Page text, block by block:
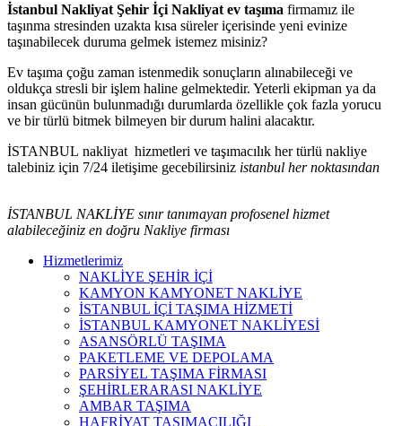
İstanbul Nakliyat Şehir İçi Nakliyat ev taşıma firmamız ile
taşınma stresinden uzakta kısa süreler içerisinde yeni evinize
taşınabilecek duruma gelmek istemez misiniz?
Ev taşıma çoğu zaman istenmedik sonuçların alınabileceği ve
oldukça stresli bir işlem haline gelmektedir. Yeterli ekipman ya da
insan gücünün bulunmadığı durumlarda özellikle çok fazla yorucu
ve bir türlü bitmek bilmeyen bir durum halini alacaktır.
İSTANBUL nakliyat hizmetleri ve taşımacılık her türlü nakliye
talebiniz için 7/24 iletişime gecebilirsiniz istanbul her noktasından
İSTANBUL NAKLİYE sınır tanımayan profosenel hizmet
alabileceğiniz en doğru Nakliye firması
Hizmetlerimiz
NAKLİYE ŞEHİR İÇİ
KAMYON KAMYONET NAKLİYE
İSTANBUL İÇİ TAŞIMA HİZMETİ
İSTANBUL KAMYONET NAKLİYESİ
ASANSÖRLÜ TAŞIMA
PAKETLEME VE DEPOLAMA
PARSİYEL TAŞIMA FİRMASI
ŞEHİRLERARASI NAKLİYE
AMBAR TAŞIMA
HAFRİYAT TAŞIMACILIĞI